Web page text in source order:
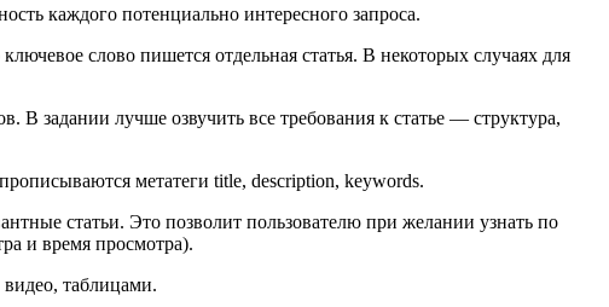
каждого потенциально интересного запроса.
слово пишется отдельная статья. В некоторых случаях для
В задании лучше озвучить все требования к статье — структура,
метатеги title, description, keywords.
статьи. Это позволит пользователю при желании узнать по
и время просмотра).
таблицами.